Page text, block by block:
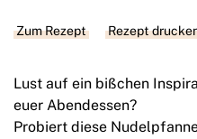
Zum Rezept Rezept
Lust auf ein bißchen
euer Abendessen?
Probiert diese